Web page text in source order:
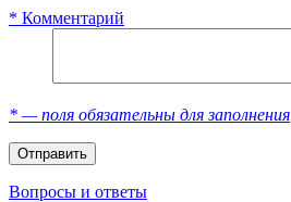
* Комментарий
* — поля обязательны для заполнения
Вопросы и ответы